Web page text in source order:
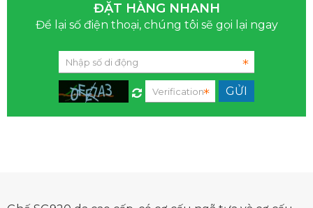
ĐẶT HÀNG NHANH
Để lại số điện thoại, chúng tôi sẽ gọi lại ngay